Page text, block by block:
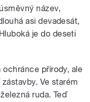
název,
asi devadesát,
je do deseti
přírody, ale
Ve starém
ruda. Teď